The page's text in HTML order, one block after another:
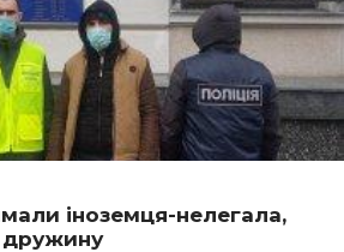
іноземця-нелегала,